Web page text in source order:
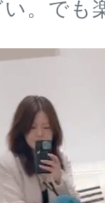
。でも